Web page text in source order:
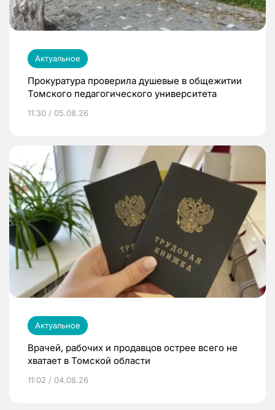
Актуальное
Прокуратура проверила душевые в общежитии
Томского педагогического университета
11:30 / 05.08.26
Актуальное
Врачей, рабочих и продавцов острее всего не
хватает в Томской области
11:02 / 04.08.26